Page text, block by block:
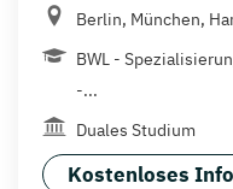
Berlin, München,
BWL -
-...
Duales Studium
Kostenloses